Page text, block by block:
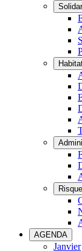
AGENDA
Janvier